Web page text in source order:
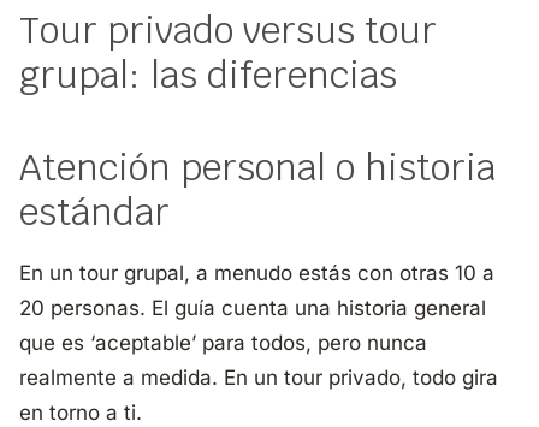
Tour privado versus tour
grupal: las diferencias
Atención personal o historia
estándar
En un tour grupal, a menudo estás con otras 10 a
20 personas. El guía cuenta una historia general
que es ‘aceptable’ para todos, pero nunca
realmente a medida. En un tour privado, todo gira
en torno a ti.